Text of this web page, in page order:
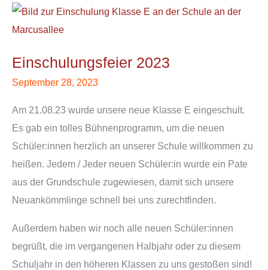
Einschulungsfeier 2023
September 28, 2023
Am 21.08.23 wurde unsere neue Klasse E eingeschult.
Es gab ein tolles Bühnenprogramm, um die neuen
Schüler:innen herzlich an unserer Schule willkommen zu
heißen. Jedem / Jeder neuen Schüler:in wurde ein Pate
aus der Grundschule zugewiesen, damit sich unsere
Neuankömmlinge schnell bei uns zurechtfinden.
Außerdem haben wir noch alle neuen Schüler:innen
begrüßt, die im vergangenen Halbjahr oder zu diesem
Schuljahr in den höheren Klassen zu uns gestoßen sind!
Einschulungsfeier
2023